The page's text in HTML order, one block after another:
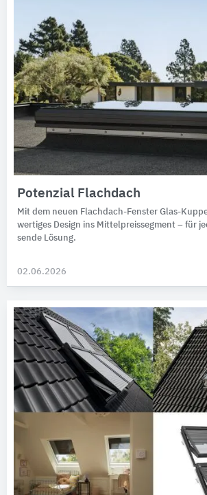
Potenzial Flachdach
Mit dem neuen Flachdach-Fenster Glas-
wer­tiges Design ins Mittel­preis­seg­ment – für
sende Lösung.
02.06.2026